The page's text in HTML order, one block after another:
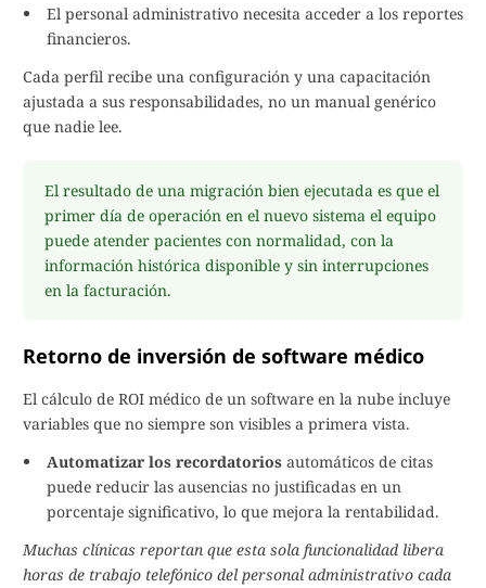
El personal administrativo necesita acceder a los reportes
financieros.
Cada perfil recibe una configuración y una capacitación
ajustada a sus responsabilidades, no un manual genérico
que nadie lee.
El resultado de una migración bien ejecutada es que el
primer día de operación en el nuevo sistema el equipo
puede atender pacientes con normalidad, con la
información histórica disponible y sin interrupciones
en la facturación.
Retorno de inversión de software médico
El cálculo de ROI médico de un software en la nube incluye
variables que no siempre son visibles a primera vista.
Automatizar los recordatorios automáticos de citas
puede reducir las ausencias no justificadas en un
porcentaje significativo, lo que mejora la rentabilidad.
Muchas clínicas reportan que esta sola funcionalidad libera
horas de trabajo telefónico del personal administrativo cada